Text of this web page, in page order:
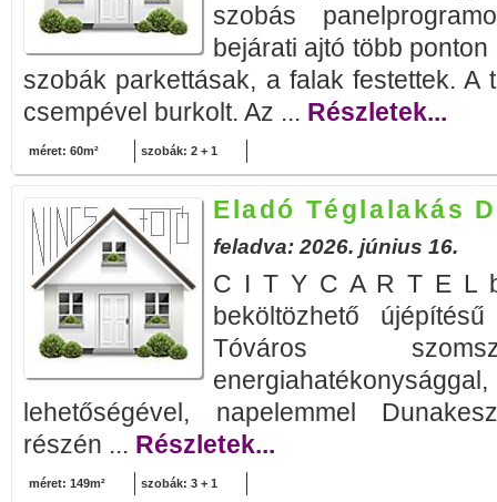
szobás
bejárati ajtó több
szobák parkettásak, a falak festettek. A
csempével burkolt. Az ... Részletek...
méret: 60m² szobák: 2 + 1
Eladó Téglalakás
feladva: 2026. június 16.
C I T Y C A R T E L
beköltözhető
Tóváros
lehetőségével, napelemmel
részén ... Részletek...
méret: 149m² szobák: 3 + 1